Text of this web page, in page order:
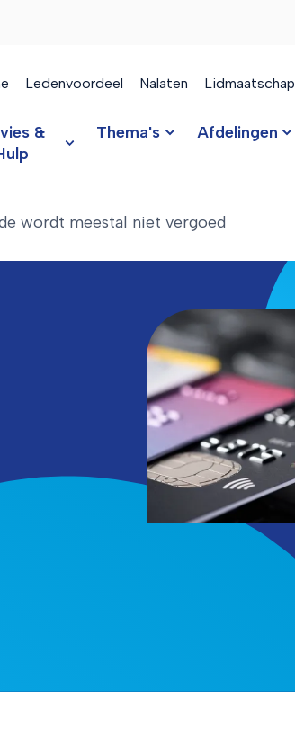
Ledenvoordeel Nalaten Lidmaatschap
&
Thema's Afdelingen
wordt meestal niet vergoed